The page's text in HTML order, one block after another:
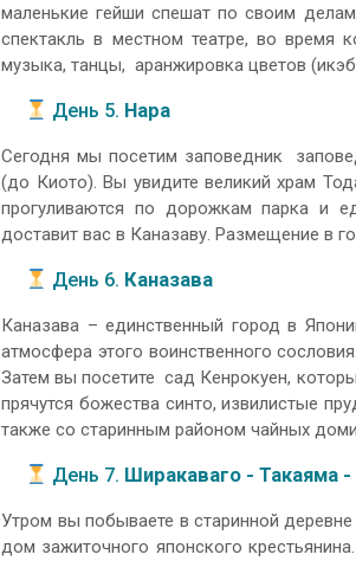
маленькие гейши спешат по своим
спектакль в местном театре, во время
музыка, танцы, аранжировка цветов
День 5. Нара
Сегодня мы посетим заповедник
(до Киото). Вы увидите великий храм
прогуливаются по дорожкам парка и
доставит вас в Каназаву. Размещение в
День 6. Каназава
Каназава – единственный город в
атмосфера этого воинственного
Затем вы посетите сад Кенрокуен,
прячутся божества синто, извилистые
также со старинным районом чайных
День 7. Ширакаваго - Такаяма -
Утром вы побываете в старинной
дом зажиточного японского